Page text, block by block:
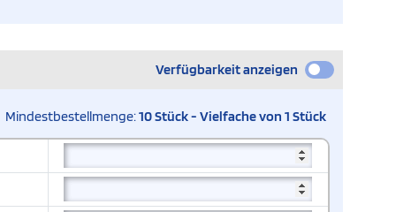
Verfügbarkeit anzeigen
Mindestbestellmenge:10 Stück - Vielfache von 1 Stück